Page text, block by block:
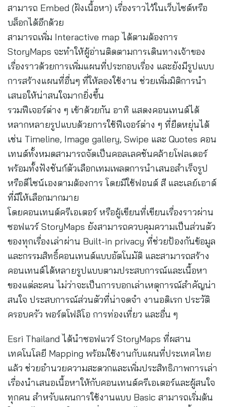
สามารถ Embed (ฝังเนื้อหา) เรื่องราวไว้ในเว็บไซต์หรือ
บล็อกได้อีกด้วย
สามารถเพิ่ม Interactive map ได้ตามต้องการ
StoryMaps จะทำให้ผู้อ่านติดตามการเดินทางเจ้าของ
เรื่องราวด้วยการเพิ่มแผนที่ประกอบเรื่อง และยังมีรูปแบบ
การสร้างแผนที่อื่นๆ ที่ให้ลองใช้งาน ช่วยเพิ่มมิติการนำ
เสนอให้น่าสนใจมากยิ่งขึ้น
รวมฟีเจอร์ต่าง ๆ เข้าด้วยกัน อาทิ แสดงคอนเทนต์ได้
หลากหลายรูปแบบด้วยการใช้ฟีเจอร์ต่าง ๆ ที่ยืดหยุ่นได้
เช่น Timeline, Image gallery, Swipe และ Quotes คอน
เทนต์ทั้งหมดสามารถจัดเป็นคอลเลคชันคล้ายโฟลเดอร์
พร้อมทั้งฟังชันก์ตัวเลือกเทมเพลตการนำเสนอสำเร็จรูป
หรือดีไซน์เองตามต้องการ โดยมีใช้ฟอนต์ สี และเลย์เอาต์
ที่มีให้เลือกมากมาย
โดยคอนเทนต์ครีเอเตอร์ หรือผู้เขียนที่เขียนเรื่องราวผ่าน
ซอฟแวร์ StoryMaps ยังสามารถควบคุมความเป็นส่วนตัว
ของทุกเรื่องเล่าผ่าน Built-in privacy ที่ช่วยป้องกันข้อมูล
และกรรมสิทธิ์คอนเทนต์แบบอัตโนมัติ และสามารถสร้าง
คอนเทนต์ได้หลายรูปแบบตามประสบการณ์และเนื้อหา
ของแต่ละคน ไม่ว่าจะเป็นการบอกเล่าเหตุการณ์สำคัญน่า
สนใจ ประสบการณ์ส่วนตัวที่น่าจดจำ งานอดิเรก ประวัติ
ครอบครัว พอร์ตโฟลิโอ การท่องเที่ยว และอื่น ๆ
Esri Thailand ได้นำซอฟแวร์ StoryMaps ที่ผสาน
เทคโนโลยี Mapping พร้อมใช้งานกับแผนที่ประเทศไทย
แล้ว ช่วยอำนวยความสะดวกและเพิ่มประสิทธิภาพการเล่า
เรื่องนำเสนอเนื้อหาให้กับคอนเทนต์ครีเอเตอร์และผู้สนใจ
ทุกคน สำหรับแผนการใช้งานแบบ Basic สามารถเริ่มต้น